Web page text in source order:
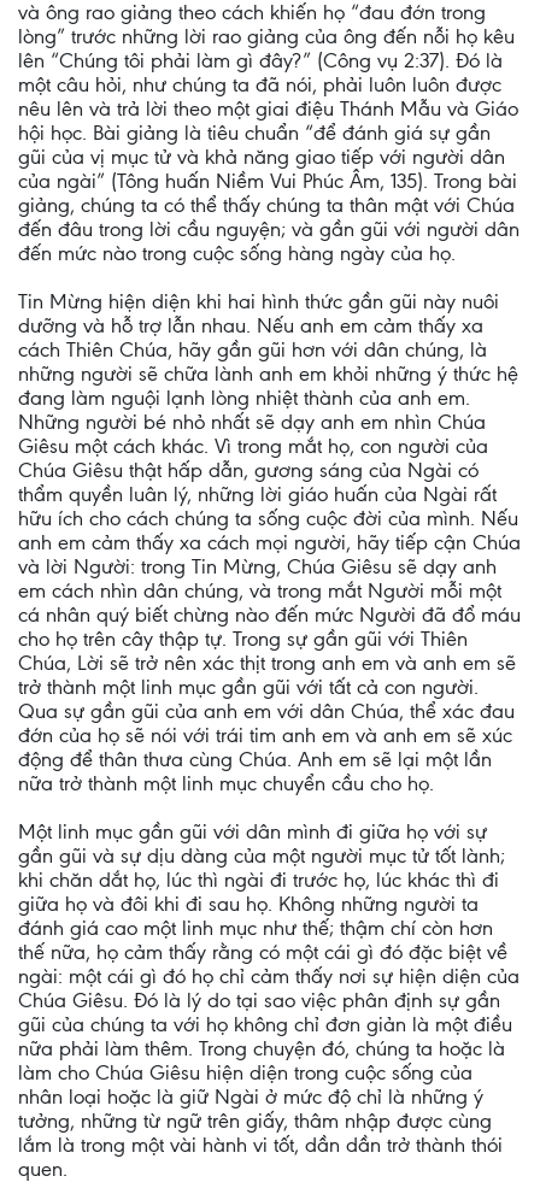
và ông rao giảng theo cách khiến họ “đau đớn trong
lòng” trước những lời rao giảng của ông đến nỗi họ kêu
lên “Chúng tôi phải làm gì đây?” (Công vụ 2:37). Đó là
một câu hỏi, như chúng ta đã nói, phải luôn luôn được
nêu lên và trả lời theo một giai điệu Thánh Mẫu và Giáo
hội học. Bài giảng là tiêu chuẩn “để đánh giá sự gần
gũi của vị mục tử và khả năng giao tiếp với người dân
của ngài” (Tông huấn Niềm Vui Phúc Âm, 135). Trong bài
giảng, chúng ta có thể thấy chúng ta thân mật với Chúa
đến đâu trong lời cầu nguyện; và gần gũi với người dân
đến mức nào trong cuộc sống hàng ngày của họ.
Tin Mừng hiện diện khi hai hình thức gần gũi này nuôi
dưỡng và hỗ trợ lẫn nhau. Nếu anh em cảm thấy xa
cách Thiên Chúa, hãy gần gũi hơn với dân chúng, là
những người sẽ chữa lành anh em khỏi những ý thức hệ
đang làm nguội lạnh lòng nhiệt thành của anh em.
Những người bé nhỏ nhất sẽ dạy anh em nhìn Chúa
Giêsu một cách khác. Vì trong mắt họ, con người của
Chúa Giêsu thật hấp dẫn, gương sáng của Ngài có
thẩm quyền luân lý, những lời giáo huấn của Ngài rất
hữu ích cho cách chúng ta sống cuộc đời của mình. Nếu
anh em cảm thấy xa cách mọi người, hãy tiếp cận Chúa
và lời Người: trong Tin Mừng, Chúa Giêsu sẽ dạy anh
em cách nhìn dân chúng, và trong mắt Người mỗi một
cá nhân quý biết chừng nào đến mức Người đã đổ máu
cho họ trên cây thập tự. Trong sự gần gũi với Thiên
Chúa, Lời sẽ trở nên xác thịt trong anh em và anh em sẽ
trở thành một linh mục gần gũi với tất cả con người.
Qua sự gần gũi của anh em với dân Chúa, thể xác đau
đớn của họ sẽ nói với trái tim anh em và anh em sẽ xúc
động để thân thưa cùng Chúa. Anh em sẽ lại một lần
nữa trở thành một linh mục chuyển cầu cho họ.
Một linh mục gần gũi với dân mình đi giữa họ với sự
gần gũi và sự dịu dàng của một người mục tử tốt lành;
khi chăn dắt họ, lúc thì ngài đi trước họ, lúc khác thì đi
giữa họ và đôi khi đi sau họ. Không những người ta
đánh giá cao một linh mục như thế; thậm chí còn hơn
thế nữa, họ cảm thấy rằng có một cái gì đó đặc biệt về
ngài: một cái gì đó họ chỉ cảm thấy nơi sự hiện diện của
Chúa Giêsu. Đó là lý do tại sao việc phân định sự gần
gũi của chúng ta với họ không chỉ đơn giản là một điều
nữa phải làm thêm. Trong chuyện đó, chúng ta hoặc là
làm cho Chúa Giêsu hiện diện trong cuộc sống của
nhân loại hoặc là giữ Ngài ở mức độ chỉ là những ý
tưởng, những từ ngữ trên giấy, thâm nhập được cùng
lắm là trong một vài hành vi tốt, dần dần trở thành thói
quen.